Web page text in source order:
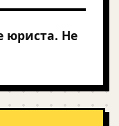
юриста. Не